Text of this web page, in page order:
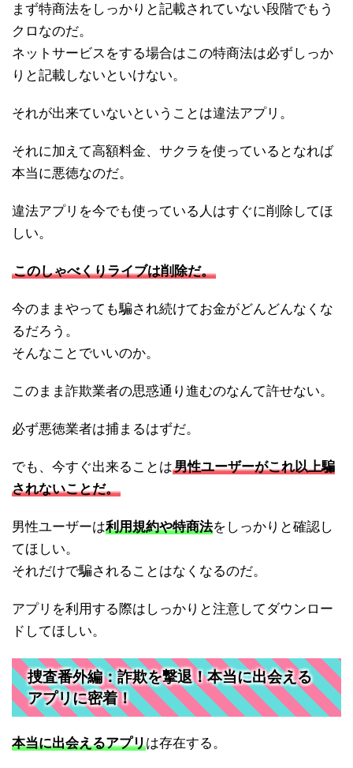
まず特商法をしっかりと記載されていない段階でもう
クロなのだ。
ネットサービスをする場合はこの特商法は必ずしっか
りと記載しないといけない。
それが出来ていないということは違法アプリ。
それに加えて高額料金、サクラを使っているとなれば
本当に悪徳なのだ。
違法アプリを今でも使っている人はすぐに削除してほ
しい。
このしゃべくりライブは削除だ。
今のままやっても騙され続けてお金がどんどんなくな
るだろう。
そんなことでいいのか。
このまま詐欺業者の思惑通り進むのなんて許せない。
必ず悪徳業者は捕まるはずだ。
でも、今すぐ出来ることは男性ユーザーがこれ以上騙
されないことだ。
男性ユーザーは利用規約や特商法をしっかりと確認し
てほしい。
それだけで騙されることはなくなるのだ。
アプリを利用する際はしっかりと注意してダウンロー
ドしてほしい。
捜査番外編：詐欺を撃退！本当に出会える
アプリに密着！
本当に出会えるアプリは存在する。